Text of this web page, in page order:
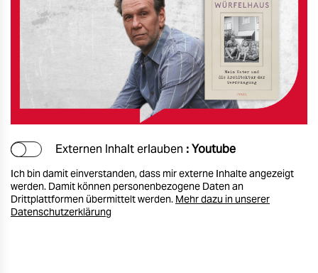
Externen Inhalt erlauben : Youtube
Ich bin damit einverstanden, dass mir externe Inhalte angezeigt
werden. Damit können personenbezogene Daten an
Drittplattformen übermittelt werden. Mehr dazu in unserer
Datenschutzerklärung